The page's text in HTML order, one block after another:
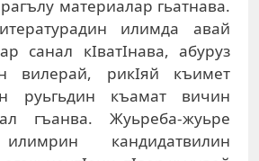
материалар гьатнава.
илимда авай
санал кIватIнава, абуруз
вилерай, рикIяй къимет
руьгьдин къамат вичин
гъанва. Жуьреба-жуьре
кандидатвилин